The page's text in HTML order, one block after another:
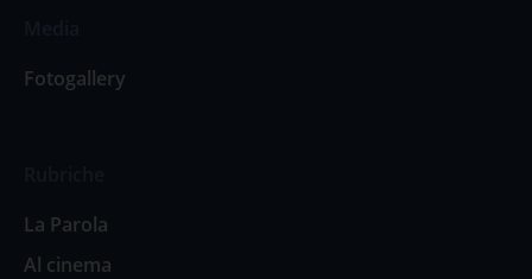
Fotogallery
La Parola
Al cinema